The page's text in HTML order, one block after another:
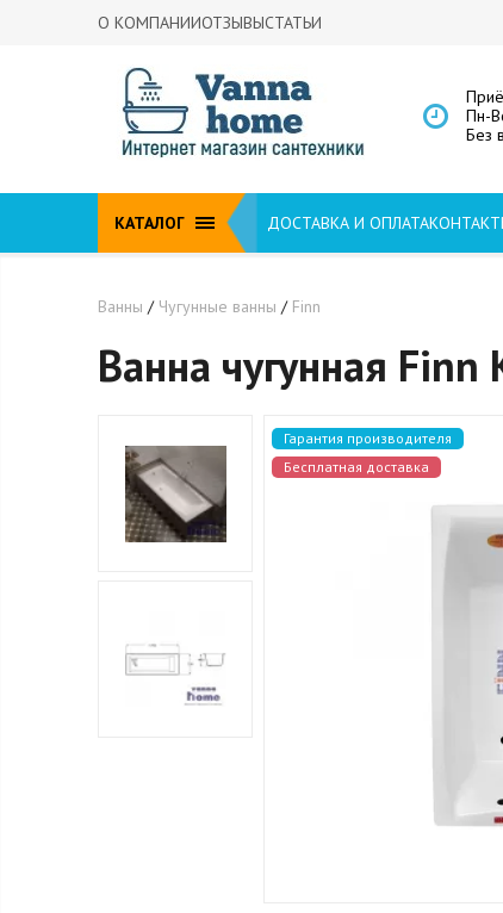
О КОМПАНИИОТЗЫВЫСТАТЬИ
Пн-
Без
КАТАЛОГ ДОСТАВКА И ОПЛАТА
Ванны / Чугунные ванны / Finn
Ванна чугунная
Бесплатная доставка
Гарантия производителя